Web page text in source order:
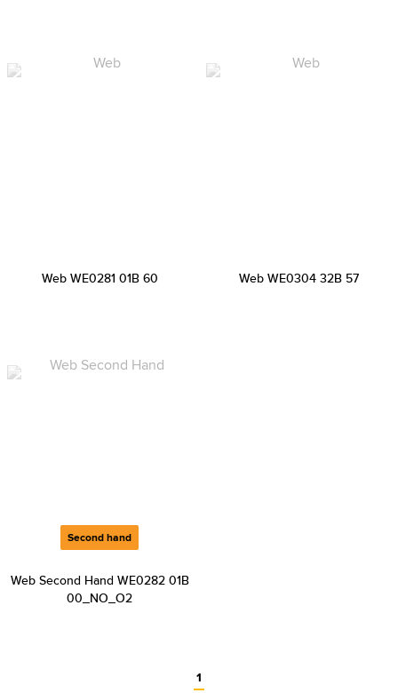
Web WE0281 01B 60 Web WE0304 32B 57
Second hand
Web Second Hand WE0282 01B
00_NO_O2
1